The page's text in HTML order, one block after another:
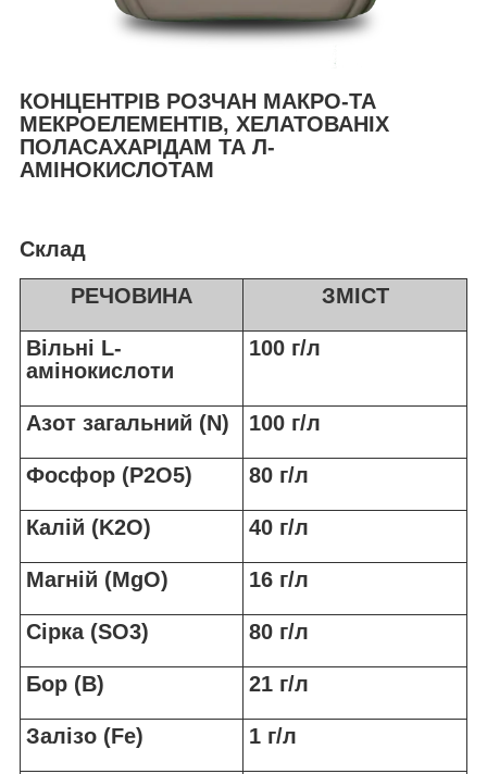
КОНЦЕНТРІВ РОЗЧАН МАКРО-ТА
МЕКРОЕЛЕМЕНТІВ, ХЕЛАТОВАНІХ
ПОЛАСАХАРІДАМ ТА Л-
АМІНОКИСЛОТАМ
Склад
РЕЧОВИНА
ЗМІСТ
Вільні L-
амінокислоти
100 г/л
Азот загальний (N) 100 г/л
Фосфор (P2O5) 80 г/л
Калій (K2O) 40 г/л
Магній (MgO) 16 г/л
Сірка (SO3) 80 г/л
Бор (В) 21 г/л
Залізо (Fe) 1 г/л